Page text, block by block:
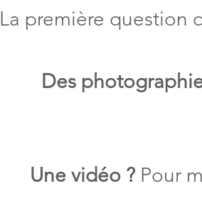
La première question
Des
Une vidéo ? Pour